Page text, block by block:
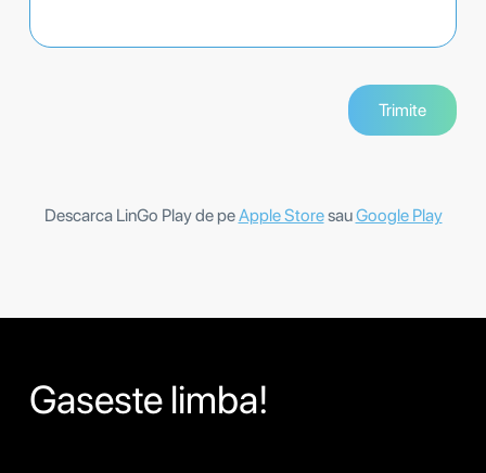
Descarca LinGo Play de peApple StoresauGoogle Play
Gaseste limba!